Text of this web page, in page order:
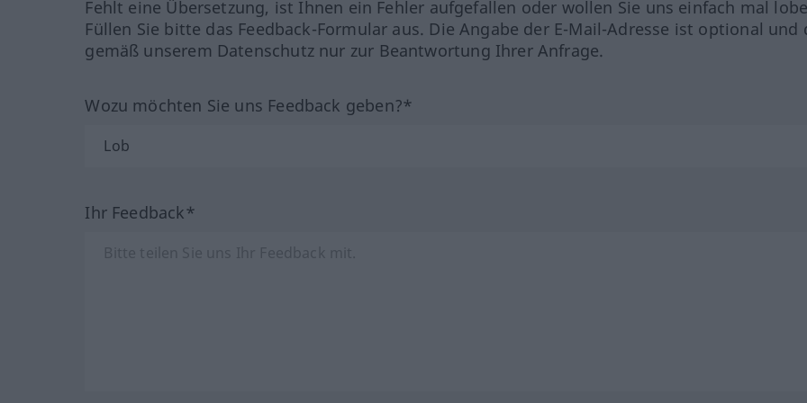
Fehlt eine Übersetzung, ist Ihnen ein Fehler aufgefallen oder wollen Sie uns einfach mal
Füllen Sie bitte das Feedback-Formular aus. Die Angabe der E-Mail-Adresse ist optional und
gemäß unserem Datenschutz nur zur Beantwortung Ihrer Anfrage.
Wozu möchten Sie uns Feedback geben?*
Ihr Feedback*